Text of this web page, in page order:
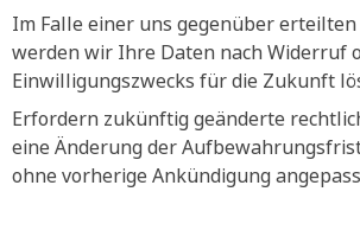
Im Falle einer uns gegenüber
werden wir Ihre Daten nach Widerruf
Einwilligungszwecks für die Zukunft
Erfordern zukünftig geänderte
eine Änderung der
ohne vorherige Ankündigung